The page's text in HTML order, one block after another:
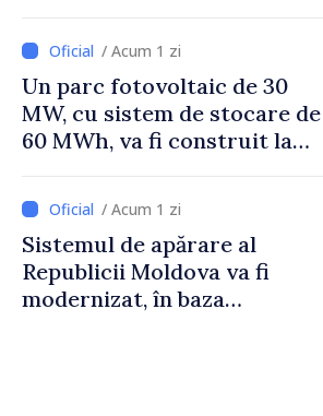
/ Acum 1 zi
Un parc fotovoltaic de 30
MW, cu sistem de stocare de
60 MWh, va fi construit la
/ Acum 1 zi
Sistemul de apărare al
Republicii Moldova va fi
modernizat, în baza